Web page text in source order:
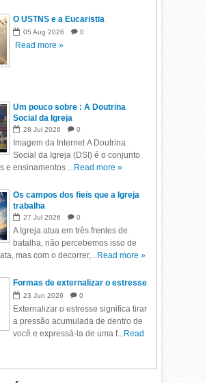
O USTNS e a Eucaristia
05 Aug 2026 0
Read more »
Um pouco sobre : A Doutrina
Social da Igreja
28 Jul 2026 0
Imagem da Internet A Doutrina
Social da Igreja (DSI) é o conjunto
e ensinamentos ...Read more »
Os campos dos fieis que a Igreja
trabalha
27 Jul 2026 0
A Igreja atua em três frentes de
batalha, não percebemos isso de
mas com o decorrer,...Read more »
Formas de externalizar o estresse
23 Jun 2026 0
Externalizar o estresse significa tirar
a pressão acumulada de dentro de
você e expressá-la de uma f...Read